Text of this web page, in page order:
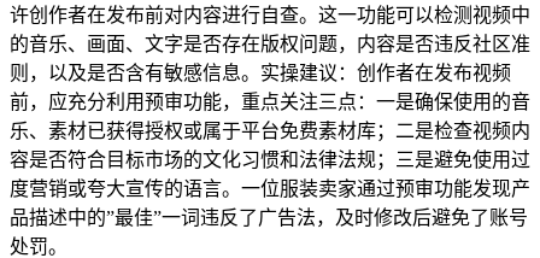
许创作者在发布前对内容进行自查。这一功能可以检测视频中
的音乐、画面、文字是否存在版权问题，内容是否违反社区准
则，以及是否含有敏感信息。实操建议：创作者在发布视频
前，应充分利用预审功能，重点关注三点：一是确保使用的音
乐、素材已获得授权或属于平台免费素材库；二是检查视频内
容是否符合目标市场的文化习惯和法律法规；三是避免使用过
度营销或夸大宣传的语言。一位服装卖家通过预审功能发现产
品描述中的”最佳”一词违反了广告法，及时修改后避免了账号
处罚。